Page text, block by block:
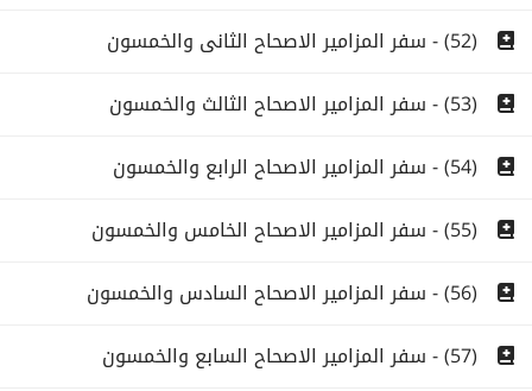
(52) - سفر المزامير الاصحاح الثانى والخمسون
(53) - سفر المزامير الاصحاح الثالث والخمسون
(54) - سفر المزامير الاصحاح الرابع والخمسون
(55) - سفر المزامير الاصحاح الخامس والخمسون
(56) - سفر المزامير الاصحاح السادس والخمسون
(57) - سفر المزامير الاصحاح السابع والخمسون